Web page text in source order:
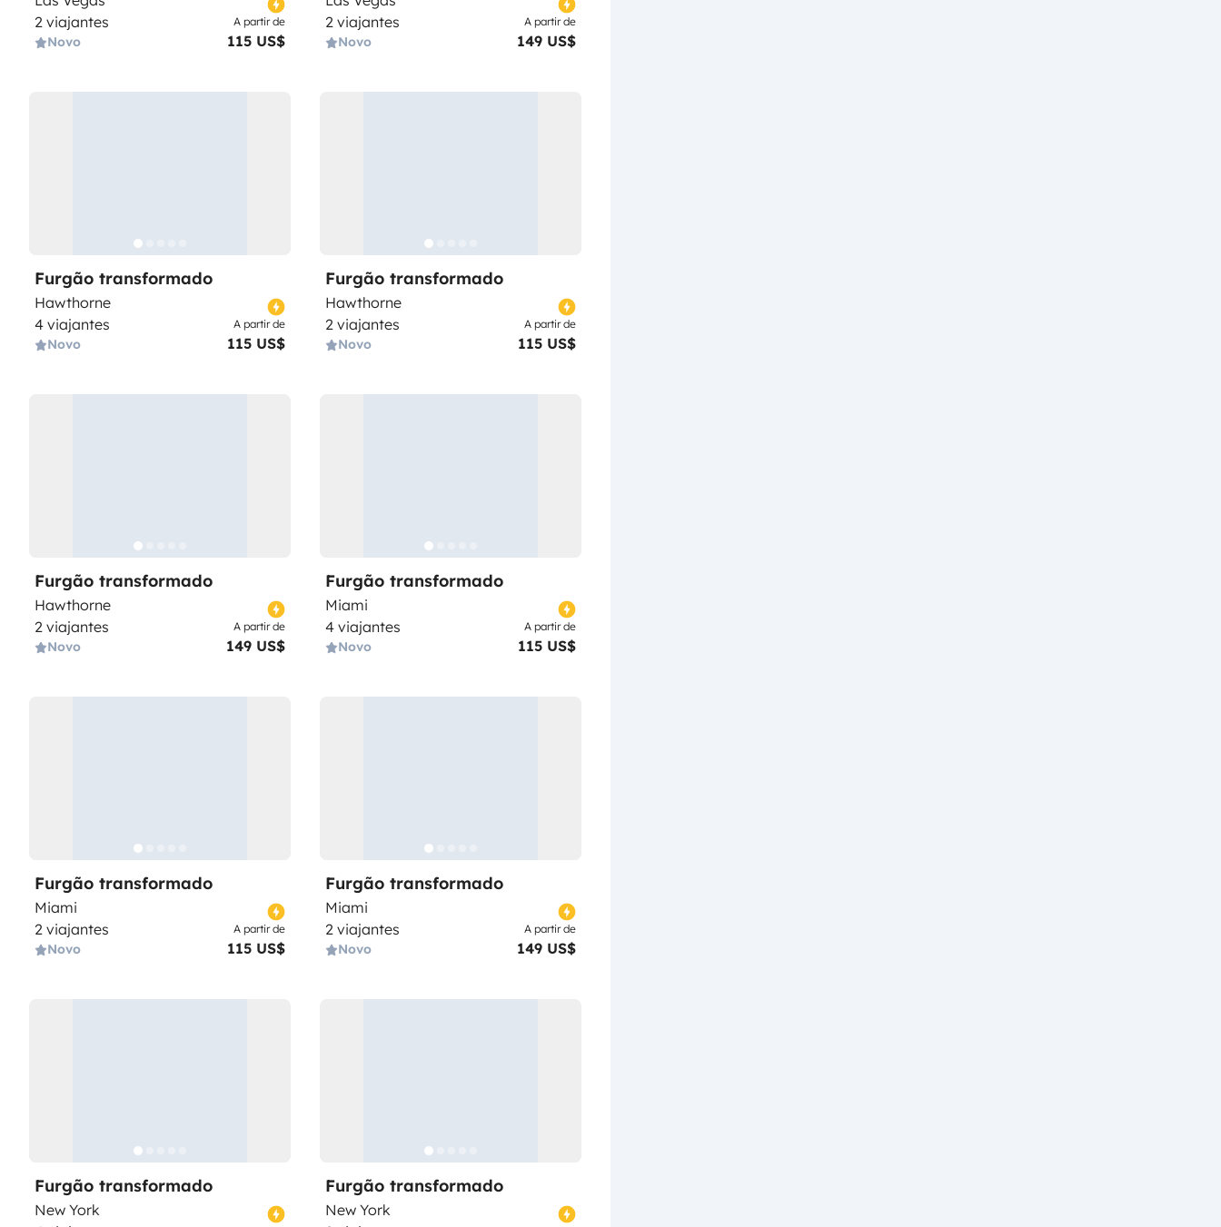
2 viajantes
Novo
A partir de
115 US$
2 viajantes
Novo
A partir de
149 US$
Furgão transformado
Hawthorne
4 viajantes
Novo
A partir de
115 US$
Furgão transformado
Hawthorne
2 viajantes
Novo
A partir de
115 US$
Furgão transformado
Hawthorne
2 viajantes
Novo
A partir de
149 US$
Furgão transformado
Miami
4 viajantes
Novo
A partir de
115 US$
Furgão transformado
Miami
2 viajantes
Novo
A partir de
115 US$
Furgão transformado
Miami
2 viajantes
Novo
A partir de
149 US$
Furgão transformado
New York
Furgão transformado
New York